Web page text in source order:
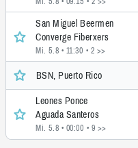
San Miguel Beermen
Converge Fiberxers
Mi. 5.8 • 11:30 • 2 >>
BSN, Puerto Rico
Leones Ponce
Aguada Santeros
Mi. 5.8 • 00:00 • 9 >>